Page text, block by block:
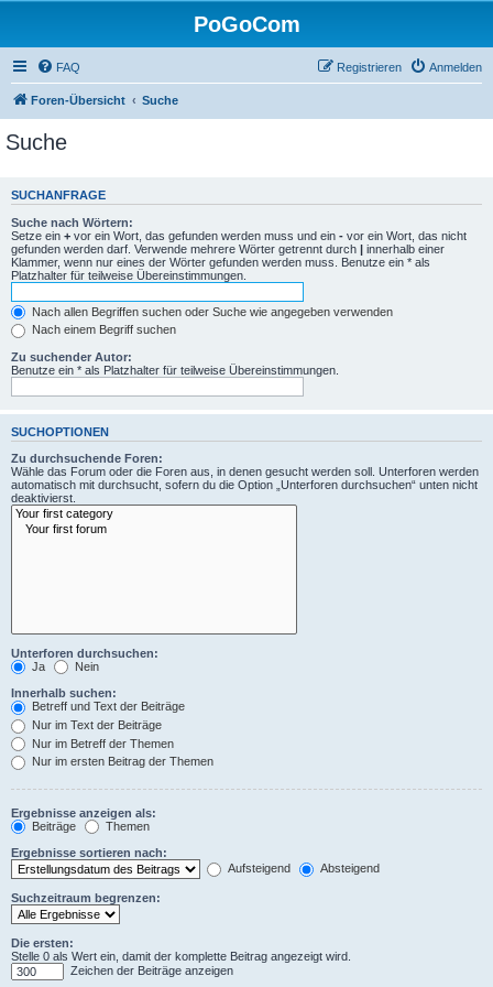
PoGoCom
FAQ Anmelden
Registrieren
Foren-Übersicht Suche
Suche
SUCHANFRAGE
Suche nach Wörtern:
Setze ein + vor ein Wort, das gefunden werden muss und ein - vor ein Wort, das nicht
gefunden werden darf. Verwende mehrere Wörter getrennt durch | innerhalb einer
Klammer, wenn nur eines der Wörter gefunden werden muss. Benutze ein * als
Platzhalter für teilweise Übereinstimmungen.
Nach allen Begriffen suchen oder Suche wie angegeben verwenden
Nach einem Begriff suchen
Zu suchender Autor:
Benutze ein * als Platzhalter für teilweise Übereinstimmungen.
SUCHOPTIONEN
Zu durchsuchende Foren:
Wähle das Forum oder die Foren aus, in denen gesucht werden soll. Unterforen werden
automatisch mit durchsucht, sofern du die Option „Unterforen durchsuchen“ unten nicht
deaktivierst.
Unterforen durchsuchen:
Ja
Nein
Innerhalb suchen:
Betreff und Text der Beiträge
Nur im Text der Beiträge
Nur im Betreff der Themen
Nur im ersten Beitrag der Themen
Ergebnisse anzeigen als:
Beiträge
Themen
Ergebnisse sortieren nach:
Aufsteigend
Absteigend
Suchzeitraum begrenzen:
Die ersten:
Stelle 0 als Wert ein, damit der komplette Beitrag angezeigt wird.
Zeichen der Beiträge anzeigen